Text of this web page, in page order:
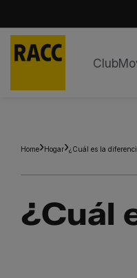
Club
contenido
Home Hogar ¿Cuál es la
¿Cuál